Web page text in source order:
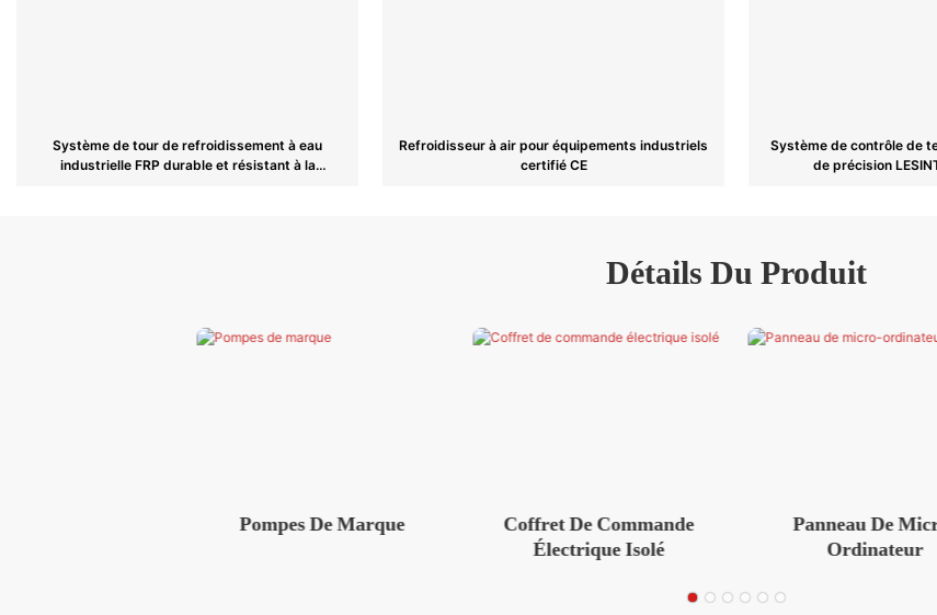
Système de tour de refroidissement à eau
industrielle FRP durable et résistant à la
Refroidisseur à air pour équipements industriels
certifié CE
Système de contrôle de
de précision
Détails Du Produit
Coffret De Commande
Panneau De Micro-
Ordinateur
Tubes